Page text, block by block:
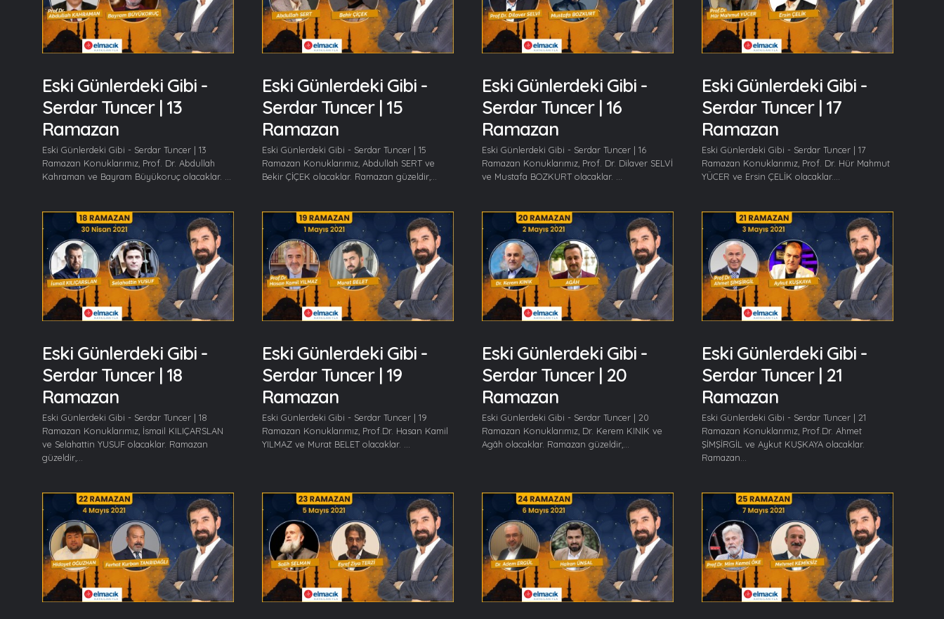
Eski Günlerdeki Gibi -
Serdar Tuncer | 13
Ramazan
Eski Günlerdeki Gibi - Serdar Tuncer | 13
Ramazan Konuklarımız, Prof. Dr. Abdullah
Kahraman ve Bayram Büyükoruç olacaklar. ...
Eski Günlerdeki Gibi -
Serdar Tuncer | 15
Ramazan
Eski Günlerdeki Gibi - Serdar Tuncer | 15
Ramazan Konuklarımız, Abdullah SERT ve
Bekir ÇİÇEK olacaklar. Ramazan güzeldir,...
Eski Günlerdeki Gibi -
Serdar Tuncer | 16
Ramazan
Eski Günlerdeki Gibi - Serdar Tuncer | 16
Ramazan Konuklarımız, Prof. Dr. Dilaver SELVİ
ve Mustafa BOZKURT olacaklar. ...
Eski Günlerdeki Gibi -
Serdar Tuncer | 17
Ramazan
Eski Günlerdeki Gibi - Serdar Tuncer | 17
Ramazan Konuklarımız, Prof. Dr. Hür Mahmut
YÜCER ve Ersin ÇELİK olacaklar....
Eski Günlerdeki Gibi -
Serdar Tuncer | 18
Ramazan
Eski Günlerdeki Gibi - Serdar Tuncer | 18
Ramazan Konuklarımız, İsmail KILIÇARSLAN
ve Selahattin YUSUF olacaklar. Ramazan
güzeldir,...
Eski Günlerdeki Gibi -
Serdar Tuncer | 19
Ramazan
Eski Günlerdeki Gibi - Serdar Tuncer | 19
Ramazan Konuklarımız, Prof.Dr. Hasan Kamil
YILMAZ ve Murat BELET olacaklar. ...
Eski Günlerdeki Gibi -
Serdar Tuncer | 20
Ramazan
Eski Günlerdeki Gibi - Serdar Tuncer | 20
Ramazan Konuklarımız, Dr. Kerem KINIK ve
Agâh olacaklar. Ramazan güzeldir,...
Eski Günlerdeki Gibi -
Serdar Tuncer | 21
Ramazan
Eski Günlerdeki Gibi - Serdar Tuncer | 21
Ramazan Konuklarımız, Prof.Dr. Ahmet
ŞİMŞİRGİL ve Aykut KUŞKAYA olacaklar.
Ramazan...